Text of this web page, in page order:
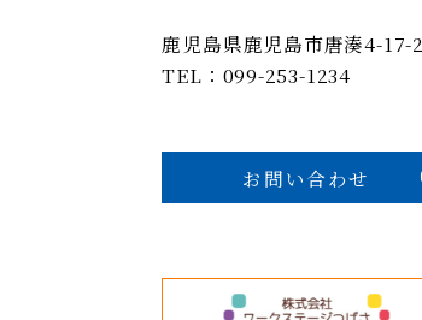
鹿児島県鹿児島市唐湊4-17-2
TEL：099-253-1234
お問い合わせ